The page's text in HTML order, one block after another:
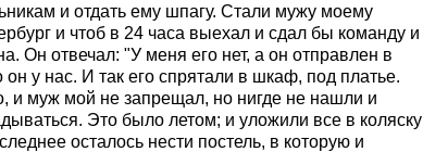
и отдать ему шпагу. Стали мужу моему
и чтоб в 24 часа выехал и сдал бы команду и
Он отвечал: "У меня его нет, а он отправлен в
у нас. И так его спрятали в шкаф, под платье.
и муж мой не запрещал, но нигде не нашли и
Это было летом; и уложили все в коляску
осталось нести постель, в которую и